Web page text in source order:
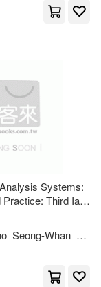
S.
Systems:
Practice: Third Iapr
4-6, 1998
Seong-Whan